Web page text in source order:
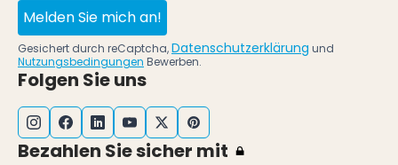
Melden Sie mich an!
Gesichert durch reCaptcha,Datenschutzerklärung und
Nutzungsbedingungen Bewerben.
Folgen Sie uns
Bezahlen Sie sicher mit